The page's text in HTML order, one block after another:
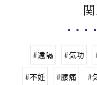
#遠隔 #気功
#不妊
#腰痛 #